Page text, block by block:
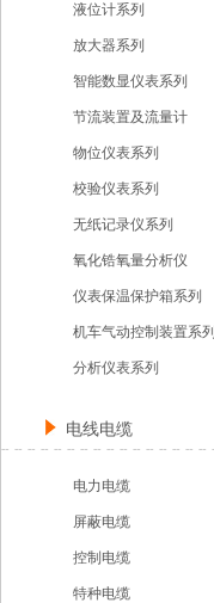
液位计系列
放大器系列
智能数显仪表系列
节流装置及流量计
物位仪表系列
校验仪表系列
无纸记录仪系列
氧化锆氧量分析仪
仪表保温保护箱系列
机车气动控制装置系列
分析仪表系列
电线电缆
电力电缆
屏蔽电缆
控制电缆
特种电缆